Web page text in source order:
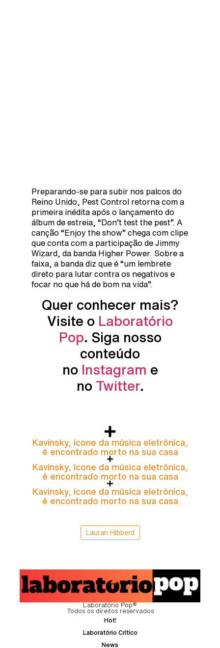
Preparando-se para subir nos palcos do
Reino Unido, Pest Control retorna com a
primeira inédita após o lançamento do
álbum de estreia, “Don’t test the pest”. A
canção “Enjoy the show” chega com clipe
que conta com a participação de Jimmy
Wizard, da banda Higher Power. Sobre a
faixa, a banda diz que é “um lembrete
direto para lutar contra os negativos e
focar no que há de bom na vida”.
Quer conhecer mais?
Visite o Laboratório
Pop. Siga nosso
conteúdo
no Instagram e
no Twitter.
Kavinsky, ícone da música eletrônica,
é encontrado morto na sua casa
Kavinsky, ícone da música eletrônica,
é encontrado morto na sua casa
Kavinsky, ícone da música eletrônica,
é encontrado morto na sua casa
Lauran Hibberd
Laboratório Pop®
Todos os direitos reservados
Hot!
Laboratório Crítico
News